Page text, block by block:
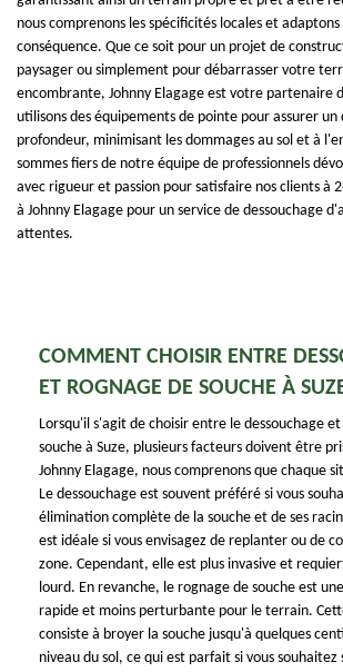
nous comprenons les spécificités locales et
conséquence. Que ce soit pour un projet de
paysager ou simplement pour débarrasser votre
encombrante, Johnny Elagage est votre partenaire
utilisons des équipements de pointe pour assurer un
profondeur, minimisant les dommages au sol et à
sommes fiers de notre équipe de professionnels
avec rigueur et passion pour satisfaire nos clients à
à Johnny Elagage pour un service de dessouchage
attentes.
COMMENT CHOISIR ENTRE
ET ROGNAGE DE SOUCHE À
Lorsqu'il s'agit de choisir entre le dessouchage
souche à Suze, plusieurs facteurs doivent être
Johnny Elagage, nous comprenons que chaque
Le dessouchage est souvent préféré si vous
élimination complète de la souche et de ses
est idéale si vous envisagez de replanter ou de
zone. Cependant, elle est plus invasive et
lourd. En revanche, le rognage de souche est
rapide et moins perturbante pour le terrain.
consiste à broyer la souche jusqu'à quelques
niveau du sol, ce qui est parfait si vous